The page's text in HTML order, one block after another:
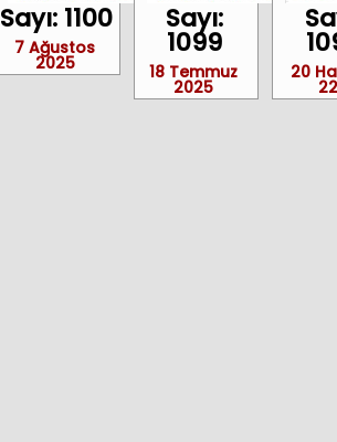
Sayı: 1100
7 Ağustos
2025
Sayı:
1099
18 Temmuz
2025
20